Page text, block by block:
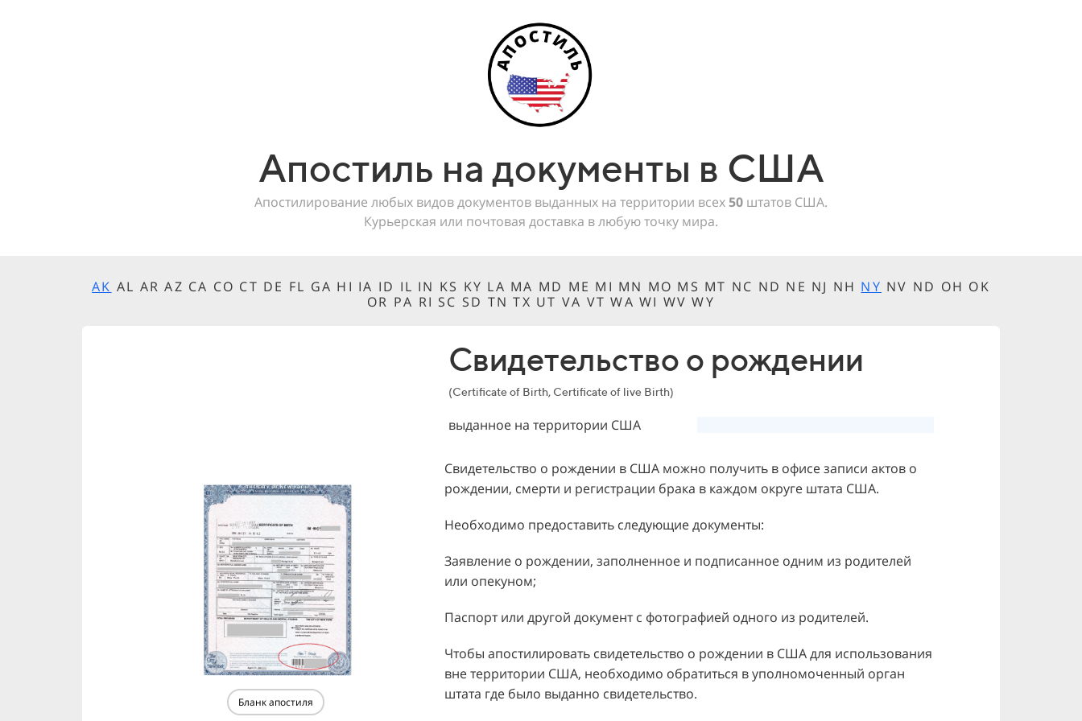
Апостиль на документы в США
Апостилирование любых видов документов выданных на территории всех 50 штатов США.
Курьерская или почтовая доставка в любую точку мира.
AK AL AR AZ CA CO CT DE FL GA HI IA ID IL IN KS KY LA MA MD ME MI MN MO MS MT NC ND NE NJ NH NY NV ND OH OK
OR PA RI SC SD TN TX UT VA VT WA WI WV WY
Бланк апостиля
Свидетельство о рождении
(Certificate of Birth, Certificate of live Birth)
выданное на территории США
Свидетельство о рождении в США можно получить в офисе записи актов о
рождении, смерти и регистрации брака в каждом округе штата США.
Необходимо предоставить следующие документы:
Заявление о рождении, заполненное и подписанное одним из родителей
или опекуном;
Паспорт или другой документ с фотографией одного из родителей.
Чтобы апостилировать свидетельство о рождении в США для использования
вне территории США, необходимо обратиться в уполномоченный орган
штата где было выданно свидетельство.